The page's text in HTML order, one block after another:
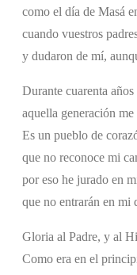
como el día de Masá
cuando vuestros
y dudaron de mí,
Durante cuarenta años
aquella generación
Es un pueblo de
que no reconoce mi
por eso he jurado en
que no entrarán en mi
Gloria al Padre, y al
Como era en el